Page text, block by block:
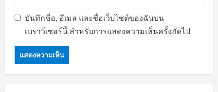
บันทึกชื่อ, อีเมล และชื่อเว็บไซต์ของฉันบน
เบราว์เซอร์นี้ สำหรับการแสดงความเห็นครั้งถัดไป